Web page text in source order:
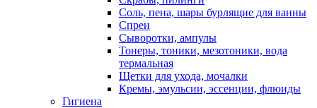
Соль, пена, шары бурлящие для ванны
Спреи
Сыворотки, ампулы
Тонеры, тоники, мезотоники, вода
термальная
Щетки для ухода, мочалки
Кремы, эмульсии, эссенции, флюиды
Гигиена